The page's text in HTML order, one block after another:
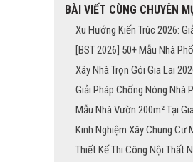
BÀI VIẾT CÙNG CHUYÊN
Xu Hướng Kiến Trúc 2026:
[BST 2026] 50+ Mẫu Nhà
Xây Nhà Trọn Gói Gia Lai
Giải Pháp Chống Nóng Nhà
Mẫu Nhà Vườn 200m² Tại
Kinh Nghiệm Xây Chung Cư
Thiết Kế Thi Công Nội Thất